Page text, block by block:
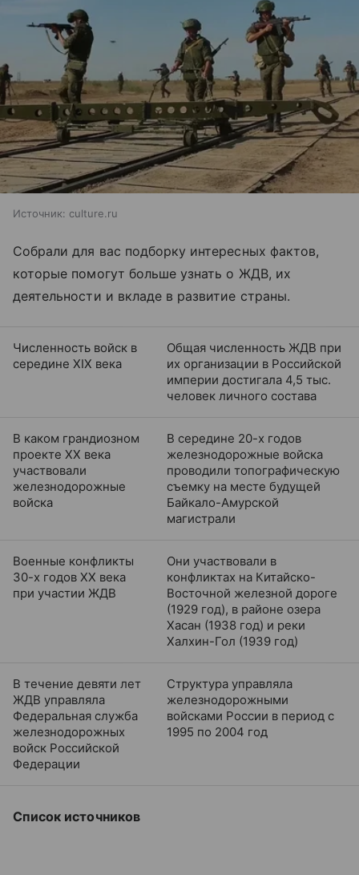
Источник: culture.ru
Собрали для вас подборку интересных фактов,
которые помогут больше узнать о ЖДВ, их
деятельности и вкладе в развитие страны.
Численность войск в
середине XIX века
Общая численность ЖДВ при
их организации в Российской
империи достигала 4,5 тыс.
человек личного состава
В каком грандиозном
проекте XX века
участвовали
железнодорожные
войска
В середине 20-х годов
железнодорожные войска
проводили топографическую
съемку на месте будущей
Байкало-Амурской
магистрали
Военные конфликты
30-х годов XX века
при участии ЖДВ
Они участвовали в
конфликтах на Китайско-
Восточной железной дороге
(1929 год), в районе озера
Хасан (1938 год) и реки
Халхин-Гол (1939 год)
В течение девяти лет
ЖДВ управляла
Федеральная служба
железнодорожных
войск Российской
Федерации
Структура управляла
железнодорожными
войсками России в период с
1995 по 2004 год
Список источников